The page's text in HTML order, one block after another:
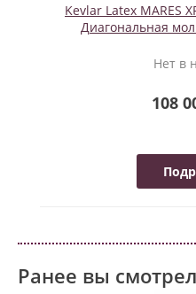
Kevlar Latex MARES
Диагональная
Нет в
108
Ранее вы